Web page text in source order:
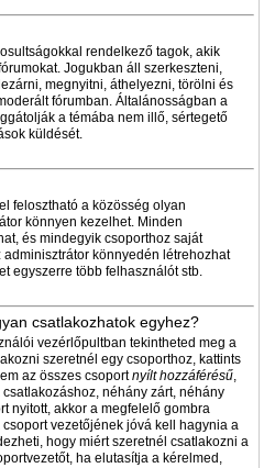
rendelkező tagok, akik
Jogukban áll szerkeszteni,
megnyitni, áthelyezni, törölni és
fórumban. Általánosságban a
a témába nem illő, sértegető
küldését.
felosztható a közösség olyan
könnyen kezelhet. Minden
és mindegyik csoporthoz saját
könnyedén létrehozhat
egyszerre több felhasználót stb.
csatlakozhatok egyhez?
vezérlőpultban tekintheted meg a
szeretnél egy csoporthoz, kattints
az összes csoportnyílt hozzáférésű,
néhány zárt, néhány
nyitott, akkor a megfelelő gombra
vezetőjének jóvá kell hagynia a
hogy miért szeretnél csatlakozni a
ha elutasítja a kérelmed,